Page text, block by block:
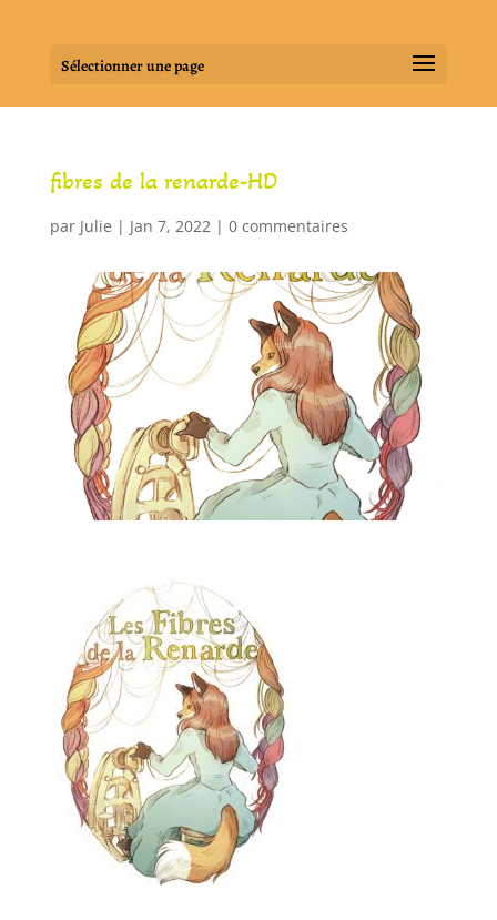
Sélectionner une page
fibres de la renarde-HD
par Julie | Jan 7, 2022| 0 commentaires